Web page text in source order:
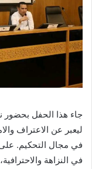
جاء هذا الحفل بحضور
ليعبر عن الاعتراف
في مجال التحكيم. على
في النزاهة